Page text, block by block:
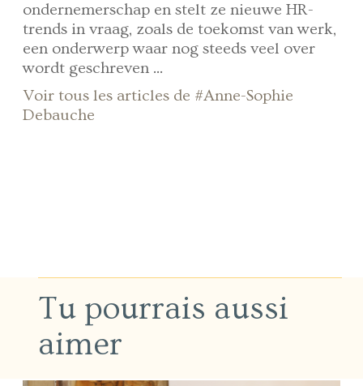
ondernemerschap en stelt ze nieuwe HR-
trends in vraag, zoals de toekomst van werk,
een onderwerp waar nog steeds veel over
wordt geschreven ...
Voir tous les articles de #Anne-Sophie
Debauche
Tu pourrais aussi
aimer